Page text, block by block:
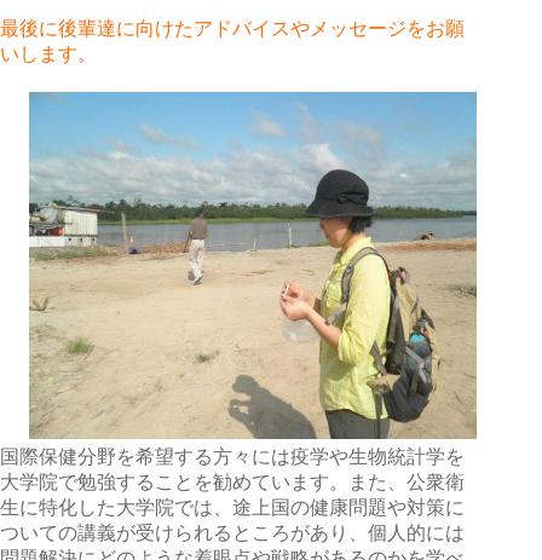
最後に後輩達に向けたアドバイスやメッセージをお願
いします。
国際保健分野を希望する方々には疫学や生物統計学を
大学院で勉強することを勧めています。また、公衆衛
生に特化した大学院では、途上国の健康問題や対策に
ついての講義が受けられるところがあり、個人的には